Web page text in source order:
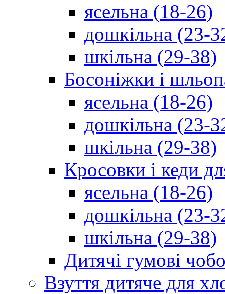
ясельна (18-26)
дошкільна (23-
шкільна (29-38)
Босоніжки і
ясельна (18-26)
дошкільна (23-
шкільна (29-38)
Кросовки і кеди
ясельна (18-26)
дошкільна (23-
шкільна (29-38)
Дитячі гумові
Взуття дитяче для